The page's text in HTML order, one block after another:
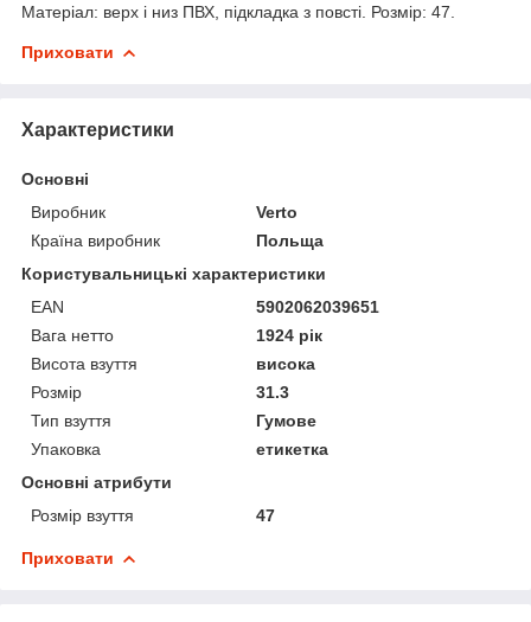
Матеріал: верх і низ ПВХ, підкладка з повсті. Розмір: 47.
Приховати
Характеристики
Основні
Виробник
Verto
Країна виробник
Польща
Користувальницькі характеристики
EAN
5902062039651
Вага нетто
1924 рік
Висота взуття
висока
Розмір
31.3
Тип взуття
Гумове
Упаковка
етикетка
Основні атрибути
Розмір взуття
47
Приховати